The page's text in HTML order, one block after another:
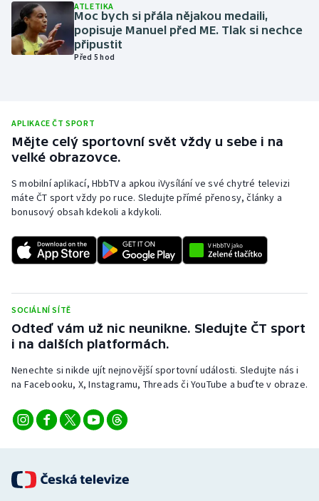
Olympijské hry
Parasport
Ragby
Rychlobruslení
Rychlostní kanoistika
Short track
Stolní tenis
Triatlon
Veslování
Vodní slalom
Volejbal
Ostatní
ATLETIKA
Moc bych si přála nějakou medaili,
popisuje Manuel před ME. Tlak si nechce
připustit
Před 5 hod
APLIKACE ČT SPORT
Mějte celý sportovní svět vždy u sebe i na
velké obrazovce.
S mobilní aplikací, HbbTV a apkou iVysílání ve své chytré televizi
máte ČT sport vždy po ruce. Sledujte přímé přenosy, články a
bonusový obsah kdekoli a kdykoli.
SOCIÁLNÍ SÍTĚ
Odteď vám už nic neunikne. Sledujte ČT sport
i na dalších platformách.
Nenechte si nikde ujít nejnovější sportovní události. Sledujte nás i
na Facebooku, X, Instagramu, Threads či YouTube a buďte v obraze.